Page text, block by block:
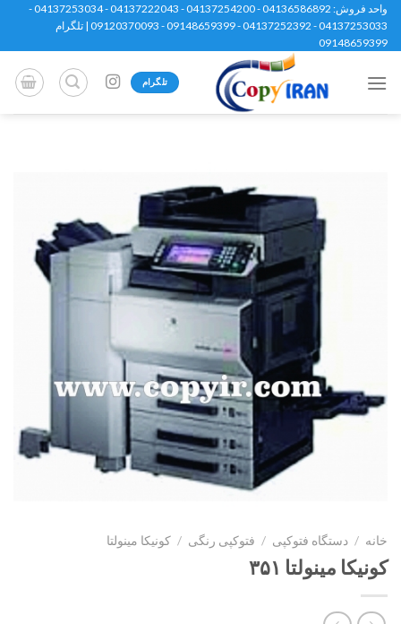
Skip
content
واحد فروش: 04136586892 - 04137254200 - 04137222043 - 04137253034 -
04137253033 - 04137252392 - 09148659399 - 09120370093 | تلگرام
09148659399
تلگرام
خانه / دستگاه فتوکپی / فتوکپی رنگی / کونیکا مینولتا
کونیکا مینولتا ۳۵۱